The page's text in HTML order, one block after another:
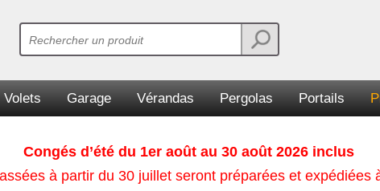
Volets Garage Vérandas Pergolas Portails
Congés d’été du 1er août au 30 août 2026 inclus
à partir du 30 juillet seront préparées et expédiées